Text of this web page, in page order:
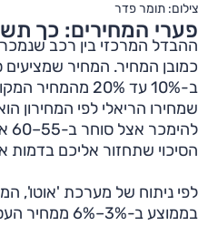
צילום: תומר פדר
פערי המחירים: כך
ההבדל המרכזי בין רכב שנמכר
כמובן המחיר. המחיר שמציעים
ב-10% עד 20%
הסיכוי שתחזור אליכם בדמות
לפי ניתוח של מערכת 'אוטו',
בממוצע ב-